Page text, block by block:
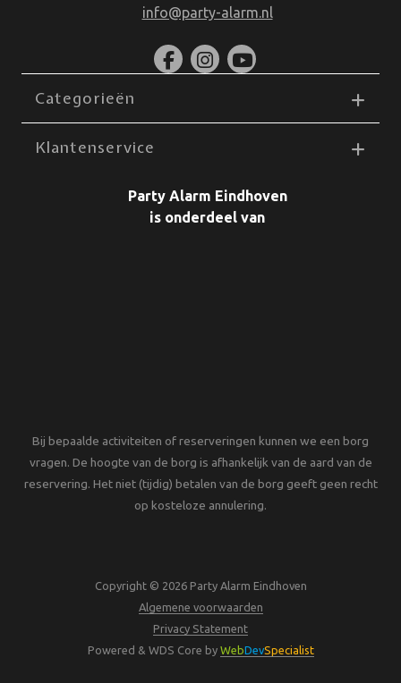
info@party-alarm.nl
Categorieën
Klantenservice
Party Alarm Eindhoven
is onderdeel van
Bij bepaalde activiteiten of reserveringen kunnen we een borg
vragen. De hoogte van de borg is afhankelijk van de aard van de
reservering. Het niet (tijdig) betalen van de borg geeft geen recht
op kosteloze annulering.
Copyright © 2026 Party Alarm Eindhoven
Algemene voorwaarden
Privacy Statement
Powered & WDS Core by WebDevSpecialist